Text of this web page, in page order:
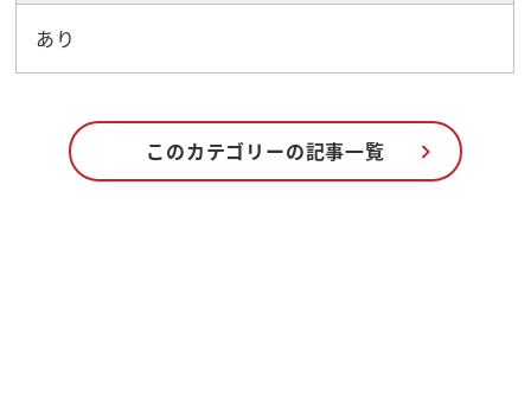
あり
このカテゴリーの記事一覧